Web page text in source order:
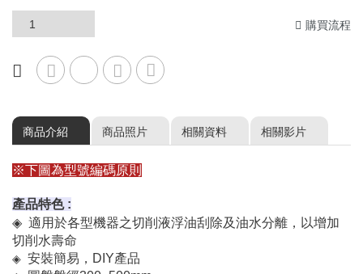
購買流程
商品介紹 商品照片 相關資料 相關影片
※下圖為型號編碼原則
產品特色 :
◈ 適用於各型機器之切削液浮油刮除及油水分離，以增加
切削水壽命
◈ 安裝簡易，DIY產品